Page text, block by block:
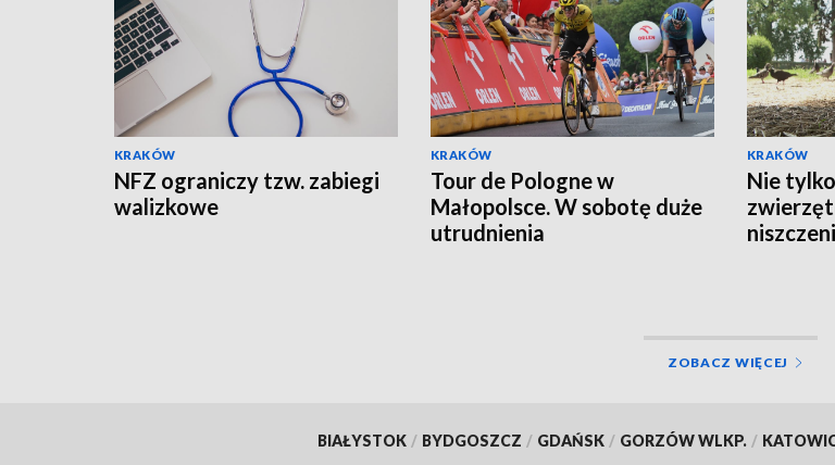
KRAKÓW
NFZ ograniczy tzw. zabiegi
walizkowe
KRAKÓW
Tour de Pologne w
Małopolsce. W sobotę duże
utrudnienia
KRAKÓW
Nie
ZOBACZ WIĘCEJ
BIAŁYSTOK / BYDGOSZCZ / GDAŃSK / GORZÓW WLKP. /